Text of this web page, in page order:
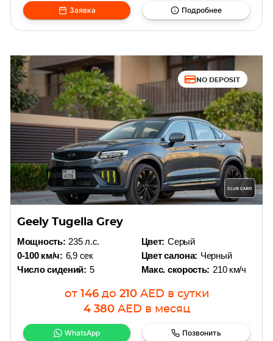
Заявка Подробнее
NO DEPOSIT
Geely Tugella Grey
Мощность: 235 л.с.
0-100 км/ч: 6,9 сек
Число сидений: 5
Цвет: Серый
Цвет салона: Черный
Макс. скорость: 210 км/ч
от 146 до 210 AED в сутки
4 380 AED в месяц
WhatsApp Позвонить